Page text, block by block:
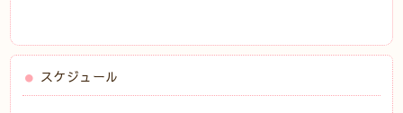
スケジュール